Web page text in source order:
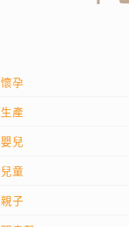
懷孕
生產
嬰兒
兒童
親子